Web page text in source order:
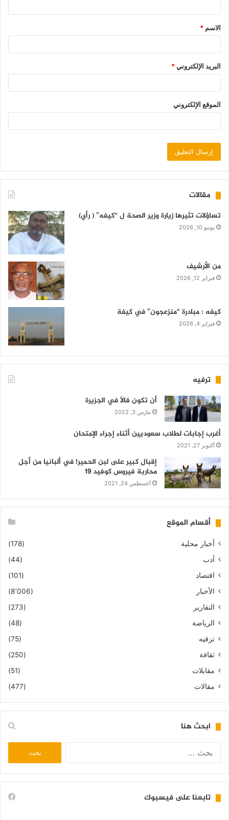
الاسم *
البريد الإلكتروني*
الموقع الإلكتروني
مقالات
تساؤلات تثيرها زيارة وزير الصحة ل “كيفه” ( رأي)
يونيو 10, 2026
من الأرشيف
فبراير 12, 2026
كيفه : مبادرة “منزعجون” في كيفة
فبراير 4, 2026
ترفيه
أن تكون فالاً في الجزيرة
مارس 3, 2022
أغرب إجابات لطلاب سعوديين أثناء إجراء الإمتحان
أكتوبر 27, 2021
إقبال كبير على لبن الحمير! في ألبانيا من أجل
محاربة فيروس كوفيد 19
أغسطس 24, 2021
أقسام الموقع
أخبار محلية
(178)
أدب
(44)
اقتصاد
(101)
الأخبار
(8٬006)
التقارير
(273)
الرياضة
(48)
ترقيه
(75)
ثقافة
(250)
مقابلات
(51)
مقالات
(477)
ابحث هنا
تابعنا على فيسبوك